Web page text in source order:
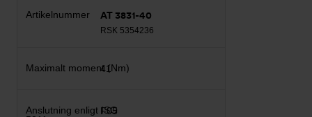
AT 3831-40
RSK 5354236
41
F05